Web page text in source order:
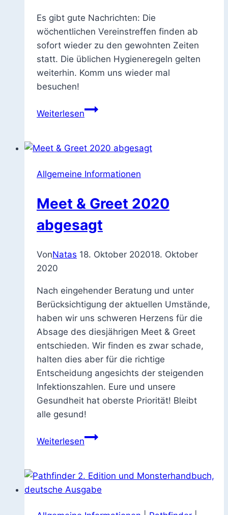
Es gibt gute Nachrichten: Die
wöchentlichen Vereinstreffen finden ab
sofort wieder zu den gewohnten Zeiten
statt. Die üblichen Hygieneregeln gelten
weiterhin. Komm uns wieder mal
besuchen!
WeiterlesenEs
weiter
Allgemeine Informationen
Meet & Greet 2020
abgesagt
VonNatas 18. Oktober 202018. Oktober
2020
Nach eingehender Beratung und unter
Berücksichtigung der aktuellen Umstände,
haben wir uns schweren Herzens für die
Absage des diesjährigen Meet & Greet
entschieden. Wir finden es zwar schade,
halten dies aber für die richtige
Entscheidung angesichts der steigenden
Infektionszahlen. Eure und unsere
Gesundheit hat oberste Priorität! Bleibt
alle gesund!
WeiterlesenMeet
2020
abgesagt